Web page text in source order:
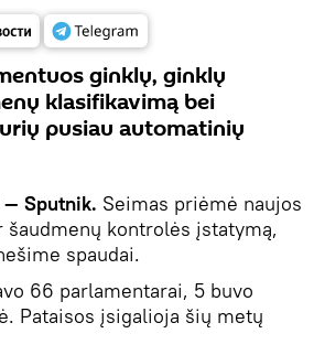
ginklų, ginklų
klasifikavimą bei
pusiau automatinių
— Sputnik. Seimas priėmė naujos
kontrolės įstatymą,
spaudai.
66 parlamentarai, 5 buvo
Pataisos įsigalioja šių metų